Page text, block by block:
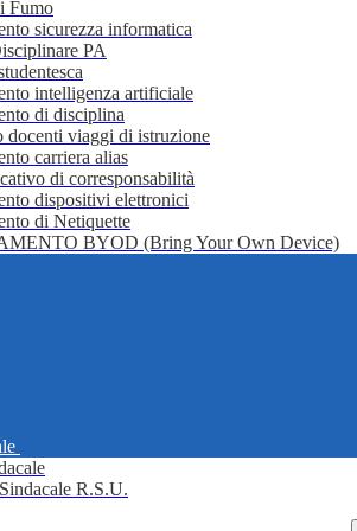
Fumo
sicurezza informatica
PA
intelligenza artificiale
di disciplina
docenti viaggi di istruzione
carriera alias
di corresponsabilità
dispositivi elettronici
di Netiquette
BYOD (Bring Your Own Device)
R.S.U.